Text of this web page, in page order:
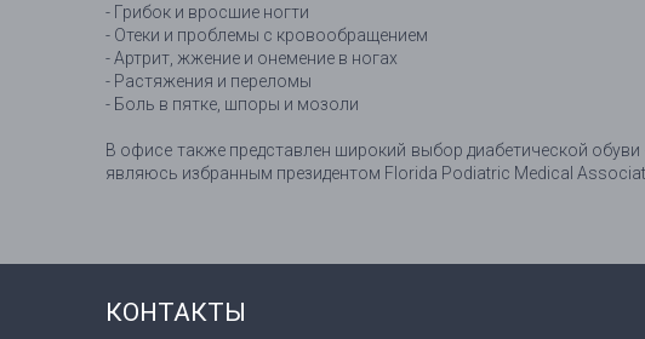
- Грибок и вросшие ногти
- Отеки и проблемы с кровообращением
- Артрит, жжение и онемение в ногах
- Растяжения и переломы
- Боль в пятке, шпоры и мозоли
В офисе также представлен широкий выбор диабетической
являюсь избранным президентом Florida Podiatric Medical
КОНТАКТЫ